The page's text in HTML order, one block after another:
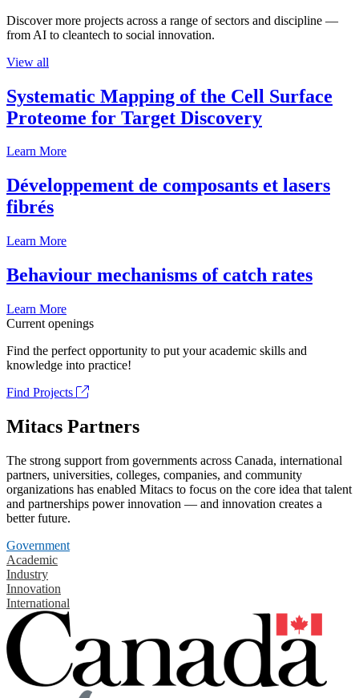
Discover more projects across a range of sectors and discipline —
from AI to cleantech to social innovation.
View all
Systematic Mapping of the Cell Surface
Proteome for Target Discovery
Learn More
Développement de composants et lasers
fibrés
Learn More
Behaviour mechanisms of catch rates
Learn More
Current openings
Find the perfect opportunity to put your academic skills and
knowledge into practice!
Find Projects
Mitacs Partners
The strong support from governments across Canada, international
partners, universities, colleges, companies, and community
organizations has enabled Mitacs to focus on the core idea that talent
and partnerships power innovation — and innovation creates a
better future.
Government
Academic
Industry
Innovation
International